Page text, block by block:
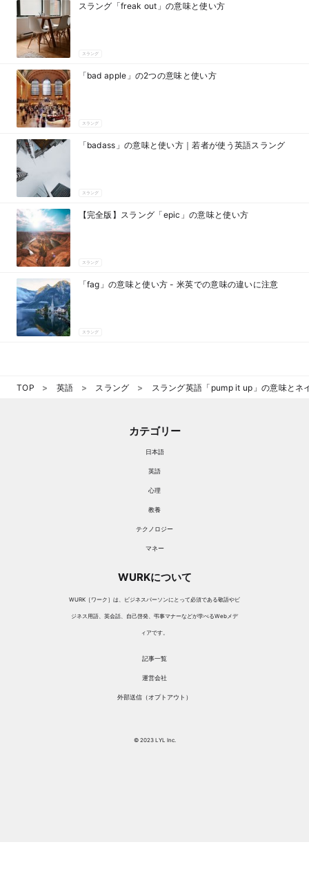
スラング「freak out」の意味と使い方
スラング
「bad apple」の2つの意味と使い方
スラング
「badass」の意味と使い方｜若者が使う英語スラング
スラング
【完全版】スラング「epic」の意味と使い方
スラング
「fag」の意味と使い方 - 米英での意味の違いに注意
スラング
TOP 英語 スラング スラング英語「pump it up」の意味とネ
カテゴリー
日本語
英語
心理
教養
テクノロジー
マネー
WURKについて
WURK［ワーク］は、ビジネスパーソンにとって必須である敬語やビ
ジネス用語、英会話、自己啓発、弔事マナーなどが学べるWebメデ
ィアです。
記事一覧
運営会社
外部送信（オプトアウト）
© 2023 LYL Inc.